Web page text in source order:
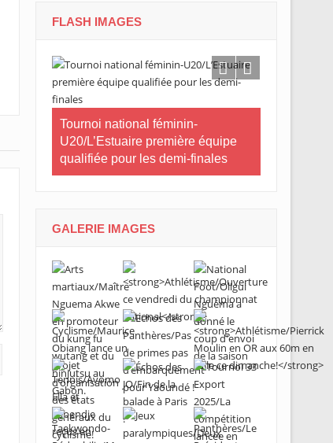
FLASH IMAGES
Tournoi national féminin-
U20/L’Estuaire première équipe
qualifiée pour les demi-finales
GALERIE IMAGES